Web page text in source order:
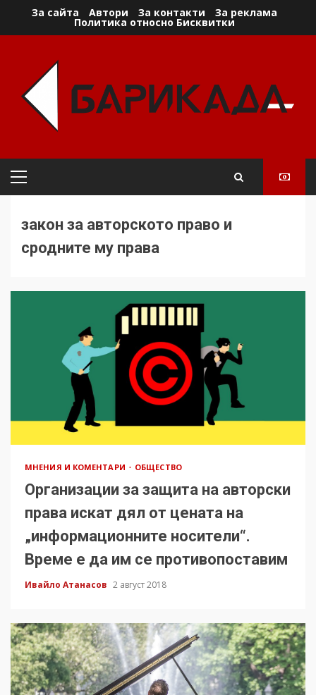
За сайта Автори За контакти За реклама
Политика относно Бисквитки
Primary
закон за авторското право и
сродните му права
МНЕНИЯ И КОМЕНТАРИ ОБЩЕСТВО
Организации за защита на авторски
права искат дял от цената на
„информационните носители“.
Време е да им се противопоставим
Ивайло Атанасов 2 август 2018